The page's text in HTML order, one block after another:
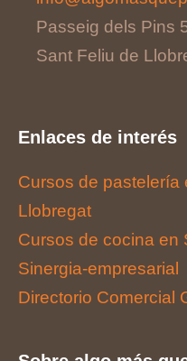
Passeig dels Pins
Sant Feliu de
Enlaces de interés
Cursos de pastelería
Llobregat
Cursos de cocina en
Sinergia-empresarial
Directorio Comercial